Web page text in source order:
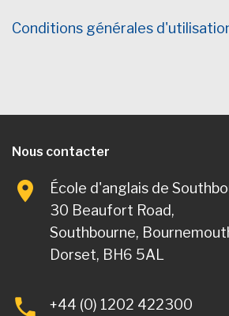
Conditions générales
Nous contacter
École d'anglais de
30 Beaufort Road,
Southbourne,
Dorset, BH6 5AL
+44 (0) 1202 422300